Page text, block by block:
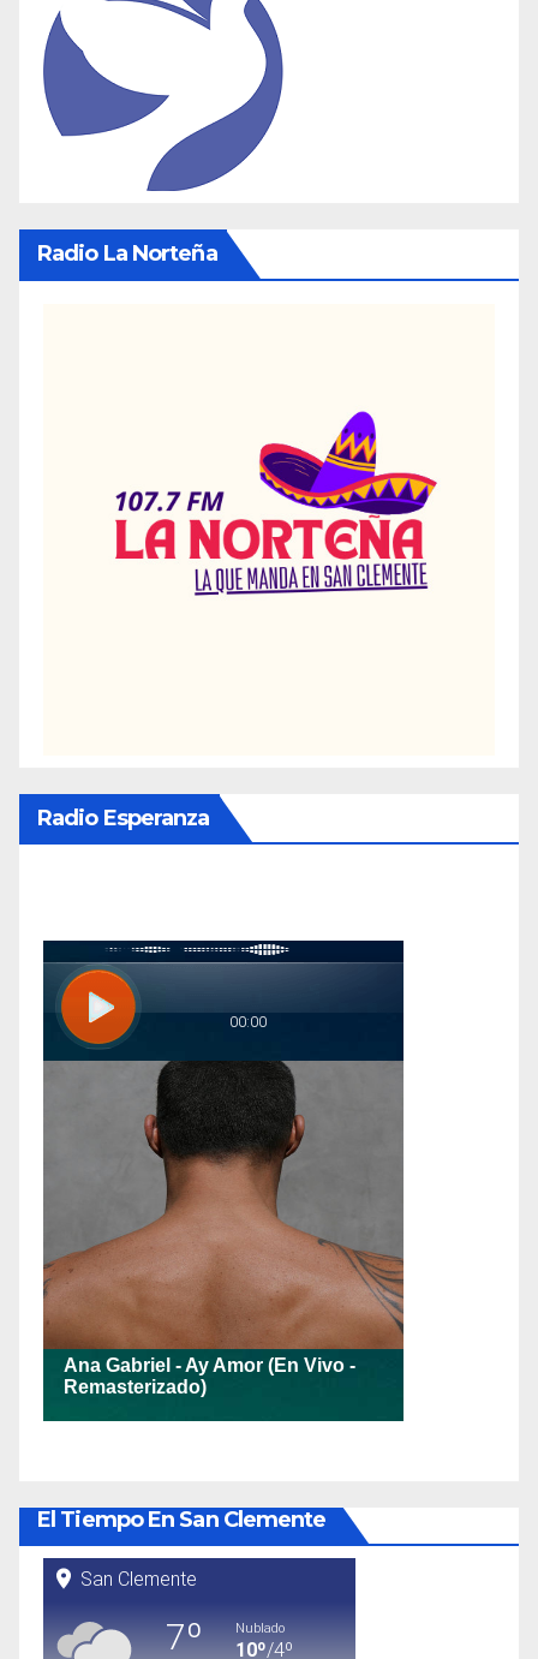
Radio La Norteña
Radio Esperanza
El Tiempo En San Clemente